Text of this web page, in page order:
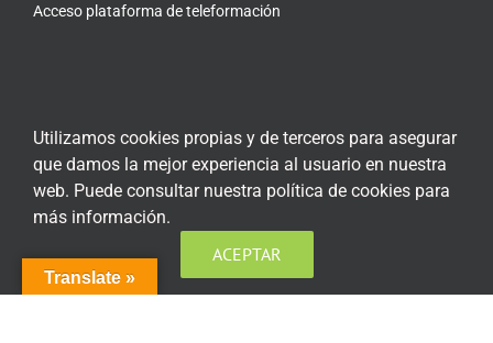
Acceso plataforma de teleformación
ENCUÉNTRANOS EN LAS REDES SOCIALES
Translate »
Utilizamos cookies propias y de terceros para asegurar
que damos la mejor experiencia al usuario en nuestra
web. Puede consultar nuestra política de cookies para
más información.
ACEPTAR